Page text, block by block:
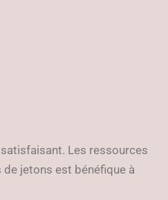
Les ressources
jetons est bénéfique à